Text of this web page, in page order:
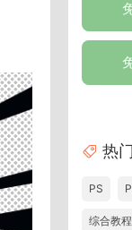
热
PS
综合教程